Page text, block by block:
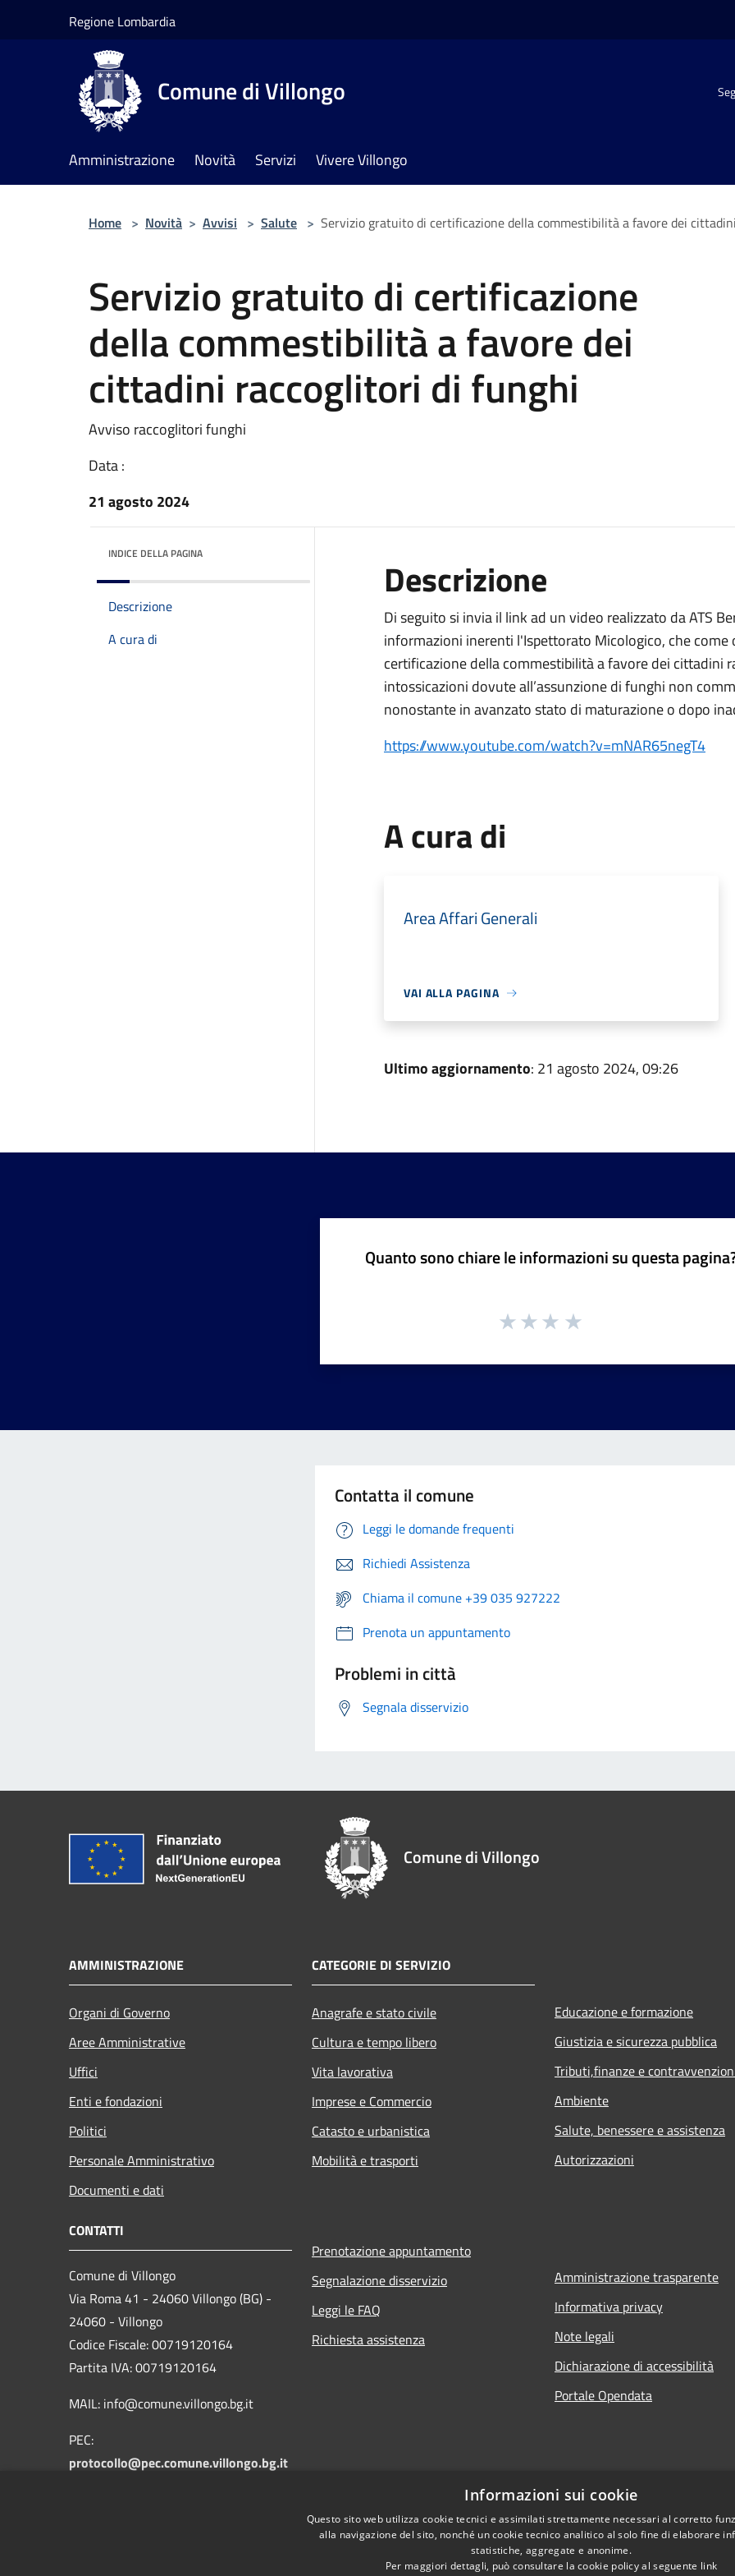
Regione Lombardia
Comune di Villongo
Amministrazione Novità Servizi Vivere Villongo
Home > Novità > Avvisi > Salute > Servizio gratuito di certificazione della commestibilità a favore dei
Servizio gratuito di certificazione
della commestibilità a favore dei
cittadini raccoglitori di funghi
Avviso raccoglitori funghi
Data :
21 agosto 2024
INDICE DELLA PAGINA
Descrizione
A cura di
Descrizione
Di seguito si invia il link ad un video realizzato da ATS
informazioni inerenti l'Ispettorato Micologico, che
certificazione della commestibilità a favore dei cittadini
intossicazioni dovute all’assunzione di funghi non
nonostante in avanzato stato di maturazione o dopo
https://www.youtube.com/watch?v=mNAR65negT4
A cura di
Area Affari Generali
VAI ALLA PAGINA
Ultimo aggiornamento: 21 agosto 2024, 09:26
Quanto sono chiare le informazioni su questa
Contatta il comune
Leggi le domande frequenti
Richiedi Assistenza
Chiama il comune +39 035 927222
Prenota un appuntamento
Problemi in città
Segnala disservizio
Comune di Villongo
AMMINISTRAZIONE
Organi di Governo
Aree Amministrative
Uffici
Enti e fondazioni
Politici
Personale Amministrativo
Documenti e dati
CATEGORIE DI SERVIZIO
Anagrafe e stato civile
Cultura e tempo libero
Vita lavorativa
Imprese e Commercio
Catasto e urbanistica
Mobilità e trasporti
Educazione e formazione
Giustizia e sicurezza pubblica
Tributi,finanze e
Ambiente
Salute, benessere e assistenza
Autorizzazioni
CONTATTI
Comune di Villongo
Via Roma 41 - 24060 Villongo (BG) -
24060 - Villongo
Codice Fiscale: 00719120164
Partita IVA: 00719120164
MAIL: info@comune.villongo.bg.it
PEC:
protocollo@pec.comune.villongo.bg.it
Prenotazione appuntamento
Segnalazione disservizio
Leggi le FAQ
Richiesta assistenza
Amministrazione trasparente
Informativa privacy
Note legali
Dichiarazione di accessibilità
Portale Opendata
Informazioni sui cookie
Questo sito web utilizza cookie tecnici e assimilati strettamente necessari al corretto
alla navigazione del sito, nonché un cookie tecnico analitico al solo fine di elaborare
statistiche, aggregate e anonime.
Per maggiori dettagli, può consultare la cookie policy al seguente link